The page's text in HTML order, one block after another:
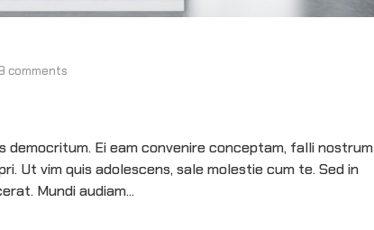
comments
democritum. Ei eam convenire conceptam, falli nostrum
Ut vim quis adolescens, sale molestie cum te. Sed in
Mundi audiam...